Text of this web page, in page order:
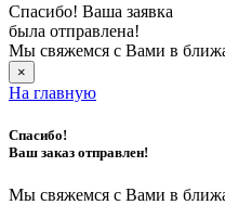
Спасибо! Ваша заявка
была отправлена!
Мы свяжемся с Вами в
×
На главную
Спасибо!
Ваш заказ отправлен!
Мы свяжемся с Вами в